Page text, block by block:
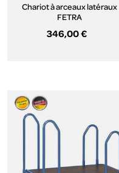
Chariot à arceaux latéraux
FETRA
346,00 €